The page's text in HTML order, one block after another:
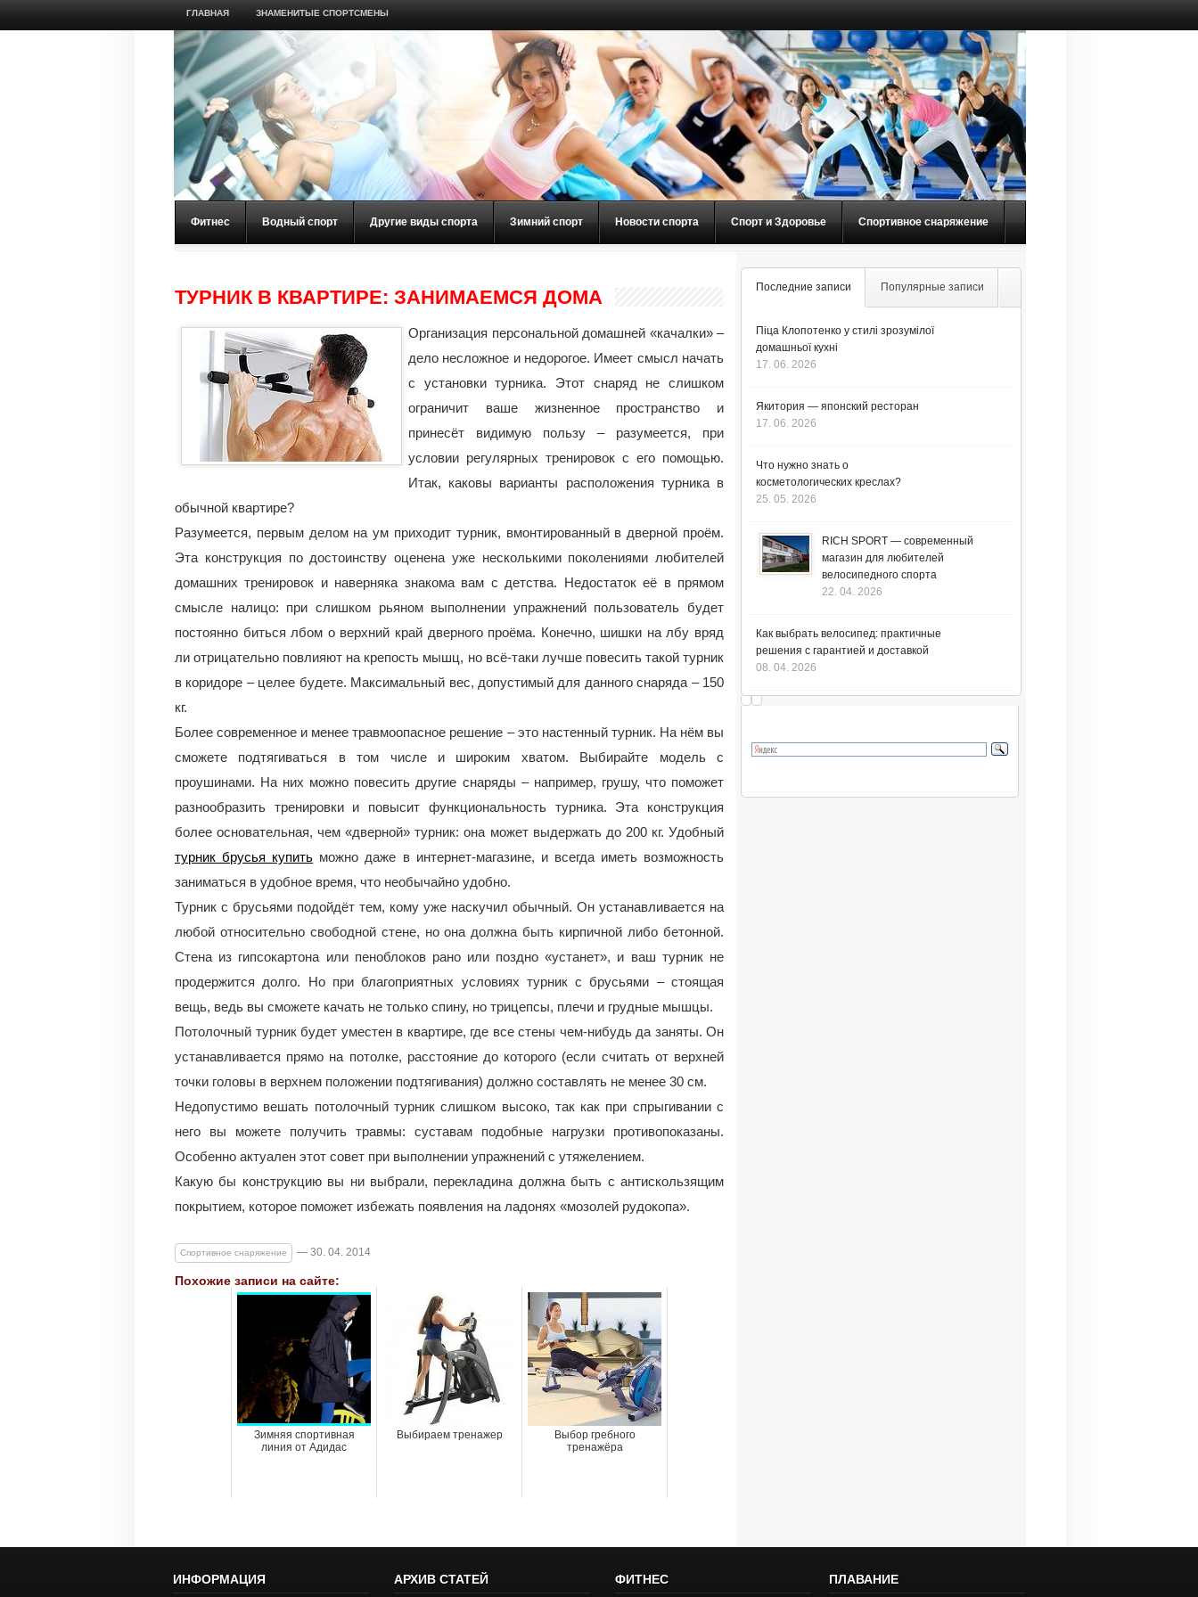
ГЛАВНАЯ ЗНАМЕНИТЫЕ СПОРТСМЕНЫ
Фитнес Водный спорт Другие виды спорта Зимний спорт Новости спорта Спорт и Здоровье Спортивное снаряжение
ТУРНИК В КВАРТИРЕ: ЗАНИМАЕМСЯ ДОМА
Организация персональной домашней «качалки» –
дело несложное и недорогое. Имеет смысл начать
с установки турника. Этот снаряд не слишком
ограничит ваше жизненное пространство и
принесёт видимую пользу – разумеется, при
условии регулярных тренировок с его помощью.
Итак, каковы варианты расположения турника в
обычной квартире?
Разумеется, первым делом на ум приходит турник, вмонтированный в дверной проём.
Эта конструкция по достоинству оценена уже несколькими поколениями любителей
домашних тренировок и наверняка знакома вам с детства. Недостаток её в прямом
смысле налицо: при слишком рьяном выполнении упражнений пользователь будет
постоянно биться лбом о верхний край дверного проёма. Конечно, шишки на лбу вряд
ли отрицательно повлияют на крепость мышц, но всё-таки лучше повесить такой турник
в коридоре – целее будете. Максимальный вес, допустимый для данного снаряда – 150
кг.
Более современное и менее травмоопасное решение – это настенный турник. На нём вы
сможете подтягиваться в том числе и широким хватом. Выбирайте модель с
проушинами. На них можно повесить другие снаряды – например, грушу, что поможет
разнообразить тренировки и повысит функциональность турника. Эта конструкция
более основательная, чем «дверной» турник: она может выдержать до 200 кг. Удобный
турник брусья купить можно даже в интернет-магазине, и всегда иметь возможность
заниматься в удобное время, что необычайно удобно.
Турник с брусьями подойдёт тем, кому уже наскучил обычный. Он устанавливается на
любой относительно свободной стене, но она должна быть кирпичной либо бетонной.
Стена из гипсокартона или пеноблоков рано или поздно «устанет», и ваш турник не
продержится долго. Но при благоприятных условиях турник с брусьями – стоящая
вещь, ведь вы сможете качать не только спину, но трицепсы, плечи и грудные мышцы.
Потолочный турник будет уместен в квартире, где все стены чем-нибудь да заняты. Он
устанавливается прямо на потолке, расстояние до которого (если считать от верхней
точки головы в верхнем положении подтягивания) должно составлять не менее 30 см.
Недопустимо вешать потолочный турник слишком высоко, так как при спрыгивании с
него вы можете получить травмы: суставам подобные нагрузки противопоказаны.
Особенно актуален этот совет при выполнении упражнений с утяжелением.
Какую бы конструкцию вы ни выбрали, перекладина должна быть с антискользящим
покрытием, которое поможет избежать появления на ладонях «мозолей рудокопа».
Спортивное снаряжение — 30. 04. 2014
Похожие записи на сайте:
Зимняя спортивная
линия от Адидас
Выбираем тренажер
Выбор гребного
тренажёра
Последние записи Популярные записи
Піца Клопотенко у стилі зрозумілої
домашньої кухні
17. 06. 2026
Якитория — японский ресторан
17. 06. 2026
Что нужно знать о
косметологических креслах?
25. 05. 2026
RICH SPORT — современный
магазин для любителей
велосипедного спорта
22. 04. 2026
Как выбрать велосипед: практичные
решения с гарантией и доставкой
08. 04. 2026
ИНФОРМАЦИЯ АРХИВ СТАТЕЙ ФИТНЕС ПЛАВАНИЕ